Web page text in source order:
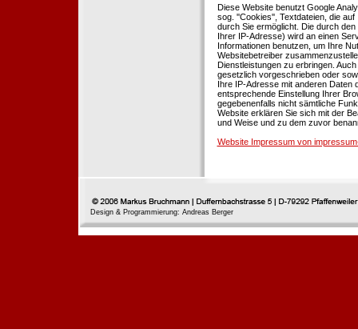
Diese Website benutzt Google
sog. ''Cookies'', Textdateien, die
durch Sie ermöglicht. Die durch
Ihrer IP-Adresse) wird an einen
Informationen benutzen, um Ihre
Websitebetreiber
Dienstleistungen zu erbringen.
gesetzlich vorgeschrieben oder
Ihre IP-Adresse mit anderen Daten
entsprechende Einstellung Ihrer
gegebenenfalls nicht sämtliche
Website erklären Sie sich mit der
und Weise und zu dem zuvor
Website Impressum von
Design & Programmierung: Andreas Berger